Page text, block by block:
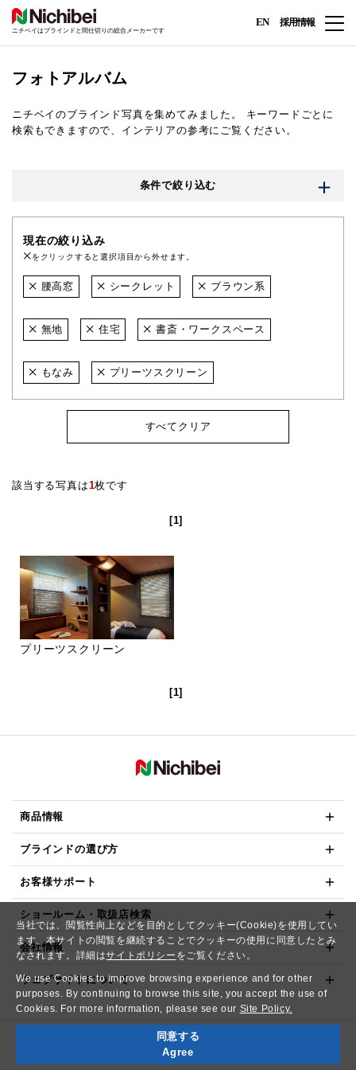
当社では、閲覧性向上などを目的としてクッキー(Cookie)を使用してい
ます。本サイトの閲覧を継続することでクッキーの使用に同意したとみ
なされます。詳細はサイトポリシー をご覧ください。
We use Cookies to improve browsing experience and for other
purposes. By continuing to browse this site, you accept the use of
Cookies. For more information, please see our Site Policy.
同意する
Agree
ニチベイはブラインドと間仕切りの総合メーカーです
EN 採用情報
フォトアルバム
ニチベイのブラインド写真を集めてみました。
キーワードごとに
検索もできますので、インテリアの参考にご覧ください。
条件で絞り込む
現在の絞り込み
をクリックすると選択項目から外せます。
腰高窓 シークレット ブラウン系
無地 住宅 書斎・ワークスペース
もなみ プリーツスクリーン
すべてクリア
該当する写真は1枚です
[1]
プリーツスクリーン
[1]
商品情報
ブラインドの選び方
お客様サポート
ショールーム・取扱店検索
会社情報
ウェブサイトについて
Copyright© NICHIBEI CO.,LTD. All Rights Reserved.